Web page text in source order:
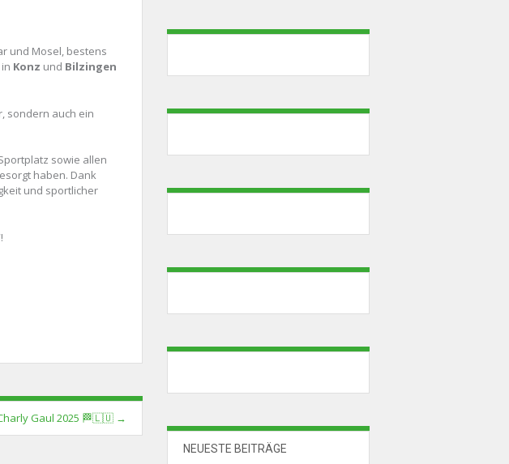
und Mosel, bestens
Konz und Bilzingen
sondern auch ein
sowie allen
haben. Dank
und sportlicher
Gaul 2025 🏁🇱🇺 →
NEUESTE BEITRÄGE